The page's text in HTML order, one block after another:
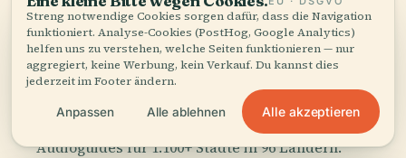
IHR PERSÖNLICHER KURATOR
Allwindenturm, ganz und
gar,
gut erzählt.
Audioguides für 1.100+ Städte in 96 Ländern.
Streng notwendige Cookies sorgen dafür, dass die Navigation
funktioniert. Analyse-Cookies (PostHog, Google Analytics)
helfen uns zu verstehen, welche Seiten funktionieren — nur
aggregiert, keine Werbung, kein Verkauf. Du kannst dies
jederzeit im Footer ändern.
Anpassen Alle ablehnen Alle akzeptieren